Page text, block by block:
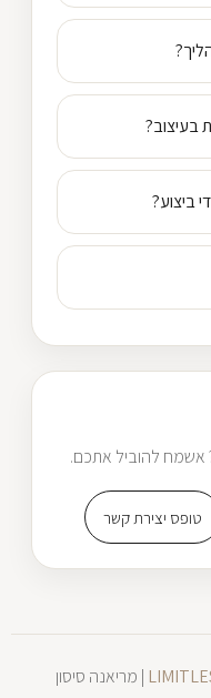
בעיצוב?
ביצוע?
אשמח להוביל אתכם.
טופס יצירת קשר